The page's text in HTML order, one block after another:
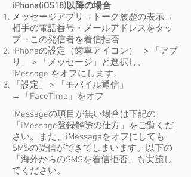
iPhone(iOS18)以降の場合
メッセージアプリ→トーク履歴の表示→
相手の電話番号・メールアドレスをタッ
プ→この発信者を着信拒否
​iPhoneの設定（歯車アイコン） ＞「アプ
リ」＞「メッセージ」と選択し、
iMessage をオフにします。
「設定」＞「モバイル通信」
→「FaceTime」をオフ
iMessageの項目が無い場合は下記の
「 iMessage登録解除の仕方」
をご覧くだ
さい。​また、 iMessageをオフにしても
SMSの受信ができてしまいます。以下の
「 海外からのSMSを着信拒否」も実施し
てください。